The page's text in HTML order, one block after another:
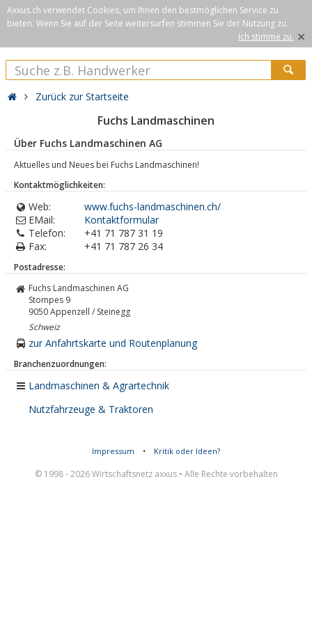
Axxus.ch verwendet Cookies, um Ihnen den bestmöglichen Service zu
bieten. Wenn Sie auf der Seite weitersurfen stimmen Sie der Nutzung zu.
Ich stimme zu. ×
Zurück zur Startseite
Fuchs Landmaschinen
Über Fuchs Landmaschinen AG
Aktuelles und Neues bei Fuchs Landmaschinen!
Kontaktmöglichkeiten:
Web:
www.fuchs-landmaschinen.ch/
EMail:
Kontaktformular
Telefon:
+41 71 787 31 19
Fax:
+41 71 787 26 34
Postadresse:
Fuchs Landmaschinen AG
Stompes 9
9050Appenzell / Steinegg
Schweiz
zur Anfahrtskarte und Routenplanung
Branchenzuordnungen:
Landmaschinen & Agrartechnik
Nutzfahrzeuge & Traktoren
Impressum • Kritik oder Ideen?
© 1998 - 2026 Wirtschaftsnetz axxus • Alle Rechte vorbehalten